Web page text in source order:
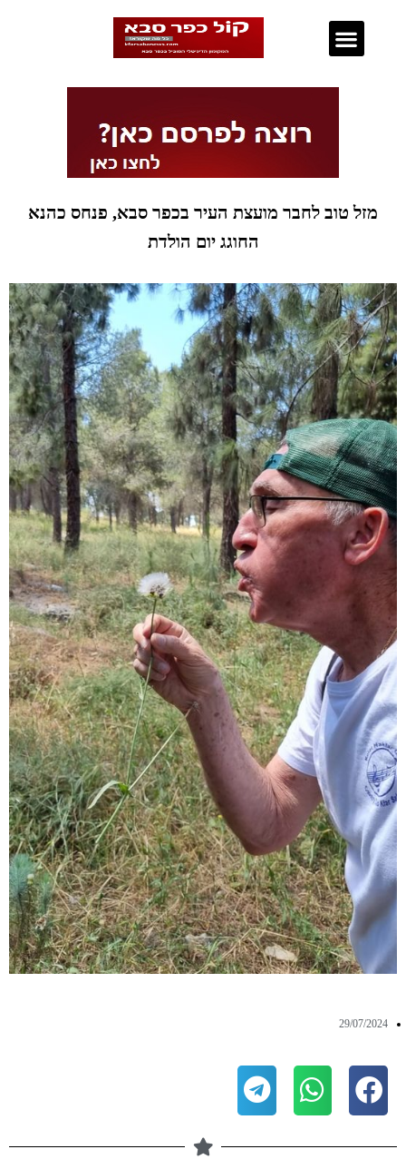
מזל טוב לחבר מועצת העיר בכפר סבא, פנחס כהנא
החוגג יום הולדת
29/07/2024